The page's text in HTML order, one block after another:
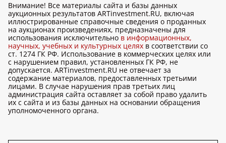
Внимание! Все материалы сайта и базы данных
аукционных результатов ARTinvestment.RU, включая
иллюстрированные справочные сведения о проданных
на аукционах произведениях, предназначены для
использования исключительно в информационных,
научных, учебных и культурных целях в соответствии со
ст. 1274 ГК РФ. Использование в коммерческих целях или
с нарушением правил, установленных ГК РФ, не
допускается. ARTinvestment.RU не отвечает за
содержание материалов, предоставленных третьими
лицами. В случае нарушения прав третьих лиц
администрация сайта оставляет за собой право удалить
их с сайта и из базы данных на основании обращения
уполномоченного органа.